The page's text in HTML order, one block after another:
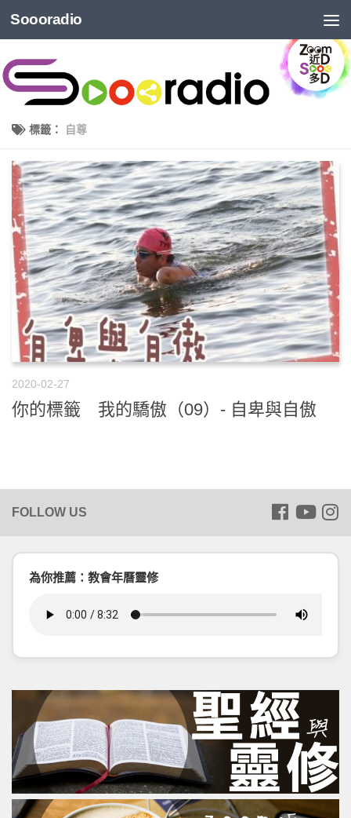
Soooradio
標籤： 自尊
2020-02-27
你的標籤 我的驕傲（09）- 自卑與自傲
為你推薦：教會年曆靈修